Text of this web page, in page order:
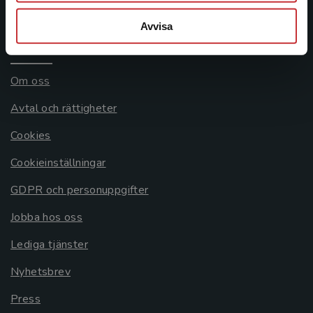
Avvisa
Systemkrav
Allmänna länkar
Om oss
Avtal och rättigheter
Cookies
Cookieinställningar
GDPR och personuppgifter
Jobba hos oss
Lediga tjänster
Nyhetsbrev
Press